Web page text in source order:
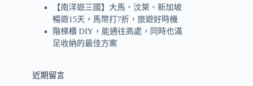
【南洋遊三國】大馬、汶萊、新加坡
暢遊15天，馬幣打7折，旅遊好時機
階梯櫃 DIY，能通往高處，同時也滿
足收納的最佳方案
近期留言